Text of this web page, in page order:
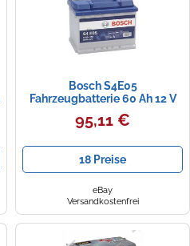
Bosch S4E05
Fahrzeugbatterie 60 Ah 12 V
640 A Auto
95,11 €
18 Preise
eBay
Versandkostenfrei